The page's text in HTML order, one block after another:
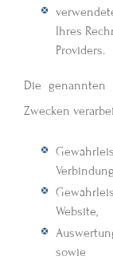
Ihres
Providers.
Die
Zwecken
Website,
sowie